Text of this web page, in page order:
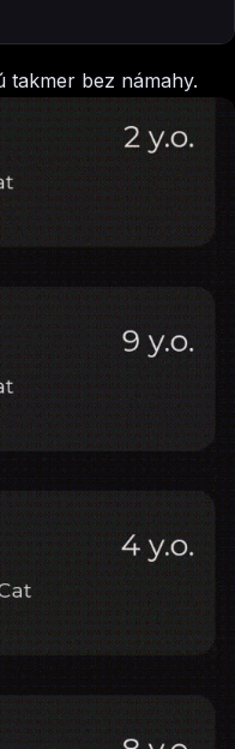
takmer bez námahy.